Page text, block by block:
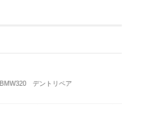
BMW320 デントリペア